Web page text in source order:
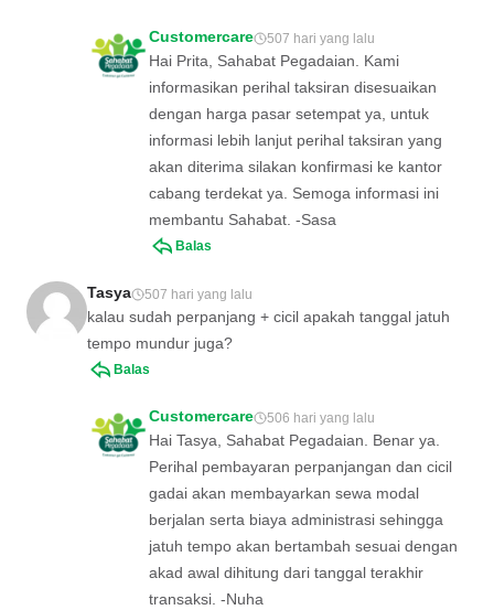
Customercare 507 hari yang lalu
Hai Prita, Sahabat Pegadaian. Kami
informasikan perihal taksiran disesuaikan
dengan harga pasar setempat ya, untuk
informasi lebih lanjut perihal taksiran yang
akan diterima silakan konfirmasi ke kantor
cabang terdekat ya. Semoga informasi ini
membantu Sahabat. -Sasa
Balas
Tasya 507 hari yang lalu
kalau sudah perpanjang + cicil apakah tanggal jatuh
tempo mundur juga?
Balas
Customercare 506 hari yang lalu
Hai Tasya, Sahabat Pegadaian. Benar ya.
Perihal pembayaran perpanjangan dan cicil
gadai akan membayarkan sewa modal
berjalan serta biaya administrasi sehingga
jatuh tempo akan bertambah sesuai dengan
akad awal dihitung dari tanggal terakhir
transaksi. -Nuha